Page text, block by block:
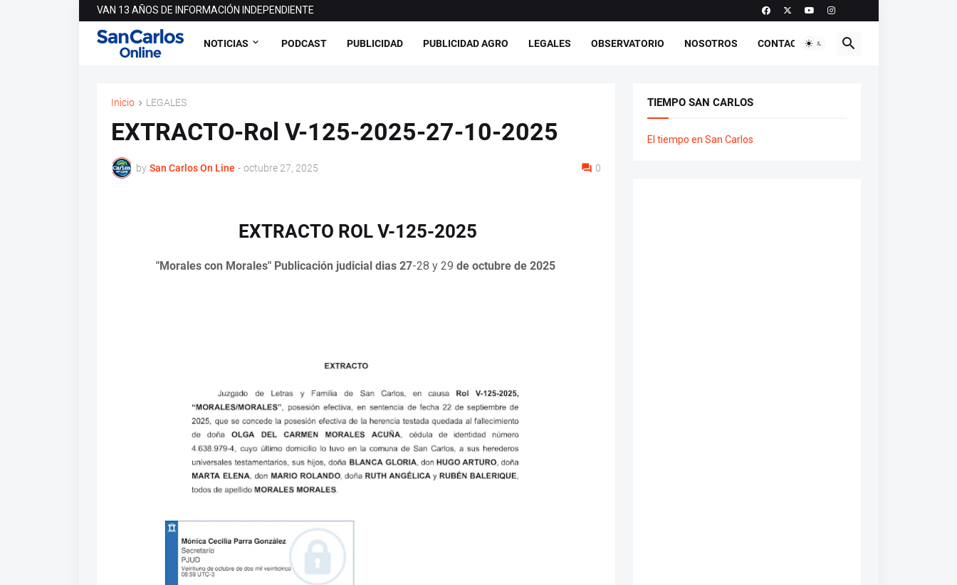
VAN 13 AÑOS DE INFORMACIÓN INDEPENDIENTE
NOTICIAS PODCAST PUBLICIDAD PUBLICIDAD AGRO LEGALES OBSERVATORIO NOSOTROS CONTACTO
Inicio LEGALES
EXTRACTO-Rol V-125-2025-27-10-2025
by San Carlos On Line - octubre 27, 2025 0
EXTRACTO ROL V-125-2025
"Morales con Morales" Publicación judicial dias 27-28 y 29 de octubre de 2025
TIEMPO SAN CARLOS
El tiempo en San Carlos